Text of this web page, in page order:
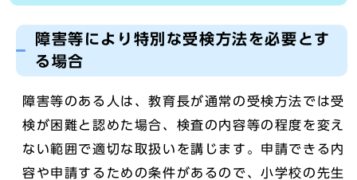
障害等により特別な受検方法を必要とす
る場合
障害等のある人は、教育長が通常の受検方法では受
検が困難と認めた場合、検査の内容等の程度を変え
ない範囲で適切な取扱いを講じます。申請できる内
容や申請するための条件があるので、小学校の先生